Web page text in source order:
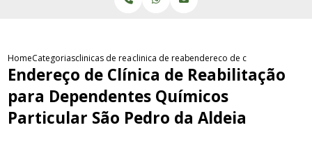
HomeCategoriasclinicas de reabilitacao para dependentes quimicos
clinica de reabilitacao para dependentes
endereco de clinica de
Endereço de Clínica de Reabilitação
para Dependentes Químicos
Particular São Pedro da Aldeia